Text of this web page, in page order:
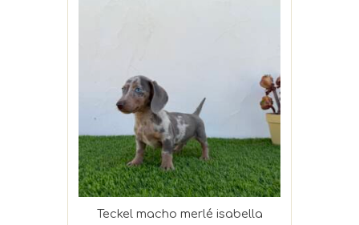
Teckel macho merlé isabella